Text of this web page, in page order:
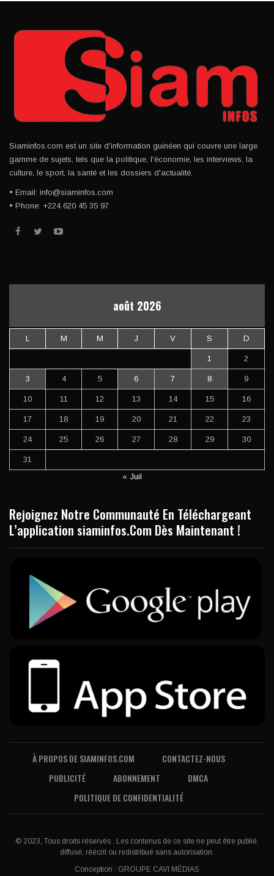
Siaminfos.com est un site d'information guinéen qui couvre une large
gamme de sujets, tels que la politique, l'économie, les interviews, la
culture, le sport, la santé et les dossiers d'actualité.
• Email: info@siaminfos.com
• Phone: +224 620 45 35 97
août 2026
L M M J V S D
1 2
3 4 5 6 7 8 9
10 11 12 13 14 15 16
17 18 19 20 21 22 23
24 25 26 27 28 29 30
31
« Juil
Rejoignez Notre Communauté En Téléchargeant
L’application siaminfos.Com Dès Maintenant !
À PROPOS DE SIAMINFOS.COM
CONTACTEZ-NOUS
PUBLICITÉ
ABONNEMENT
DMCA
POLITIQUE DE CONFIDENTIALITÉ
© 2023, Tous droits réservés . Les contenus de ce site ne peut être publié,
diffusé, réécrit ou redistribué sans autorisation.
Conception : GROUPE CAVI MÉDIAS